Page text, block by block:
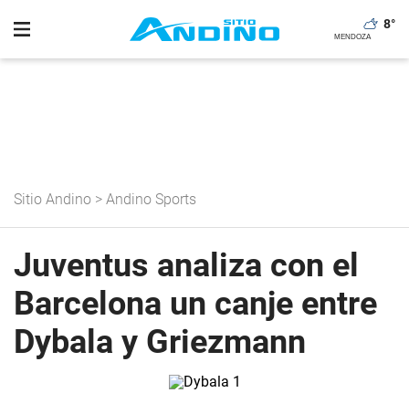
8°
Sitio Andino > Andino Sports
Juventus analiza con el
Barcelona un canje entre
Dybala y Griezmann